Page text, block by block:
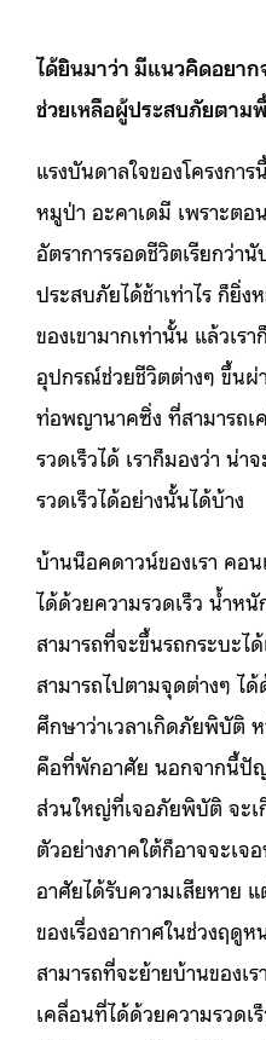
ได้ยินมาว่า มีแนวคิดอยา
ช่วยเหลือผู้ประสบภัยตา
แรงบันดาลใจของโครงกา
หมูป่า อะคาเดมี เพราะตอ
อัตราการรอดชีวิตเรียกว่า
ประสบภัยได้ช้าเท่าไร ก็ยิ่
ของเขามากเท่านั้น แล้วเร
อุปกรณ์ช่วยชีวิตต่างๆ ขึ้นผ่
ท่อพญานาคซิ่ง ที่สามารถเ
รวดเร็วได้ เราก็มองว่า น่
รวดเร็วได้อย่างนั้นได้บ้าง
บ้านน็อคดาวน์ของเรา คอ
ได้ด้วยความรวดเร็ว น้ำห
สามารถที่จะขึ้นรถกระบะไ
สามารถไปตามจุดต่างๆ ได้
ศึกษาว่าเวลาเกิดภัยพิบัติ
คือที่พักอาศัย นอกจากนี้ปั
ส่วนใหญ่ที่เจอภัยพิบัติ จะ
ตัวอย่างภาคใต้ก็อาจจะเ
อาศัยได้รับความเสียหาย
ของเรื่องอากาศในช่วงฤดูห
สามารถที่จะย้ายบ้านของเ
เคลื่อนที่ได้ด้วยความรวดเ